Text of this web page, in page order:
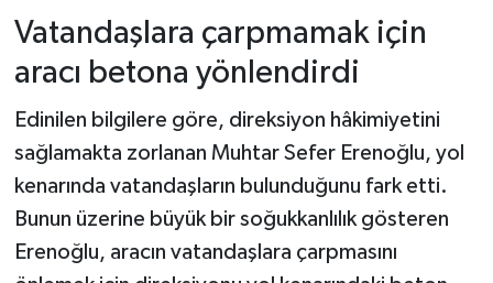
Vatandaşlara çarpmamak için
aracı betona yönlendirdi
Edinilen bilgilere göre, direksiyon hâkimiyetini
sağlamakta zorlanan Muhtar Sefer Erenoğlu, yol
kenarında vatandaşların bulunduğunu fark etti.
Bunun üzerine büyük bir soğukkanlılık gösteren
Erenoğlu, aracın vatandaşlara çarpmasını
Taşköprü Haberleri
Tosya Haberleri
Karadeniz Haberleri